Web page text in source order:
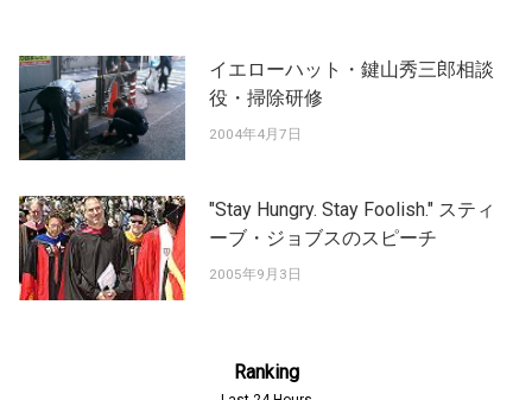
イエローハット・鍵山秀三郎相談
役・掃除研修
2004年4月7日
"Stay Hungry. Stay Foolish." スティ
ーブ・ジョブスのスピーチ
2005年9月3日
Ranking